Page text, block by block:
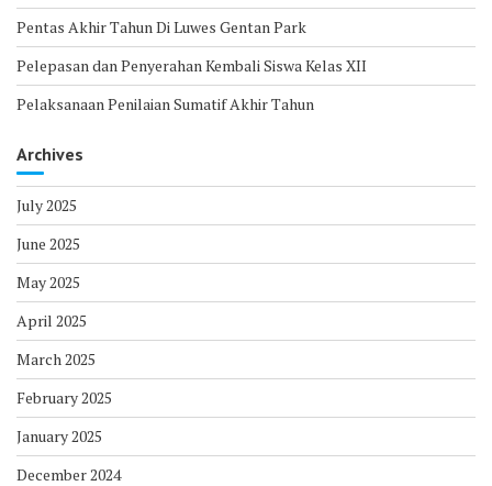
Pentas Akhir Tahun Di Luwes Gentan Park
Pelepasan dan Penyerahan Kembali Siswa Kelas XII
Pelaksanaan Penilaian Sumatif Akhir Tahun
Archives
July 2025
June 2025
May 2025
April 2025
March 2025
February 2025
January 2025
December 2024